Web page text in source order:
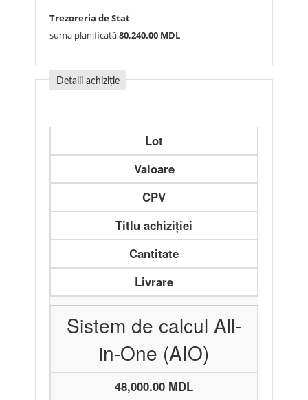
Trezoreria de Stat
suma planificată80,240.00 MDL
Detalii achiziție
Lot
Valoare
CPV
Titlu achiziției
Cantitate
Livrare
Sistem de calcul All-
in-One (AIO)
48,000.00 MDL